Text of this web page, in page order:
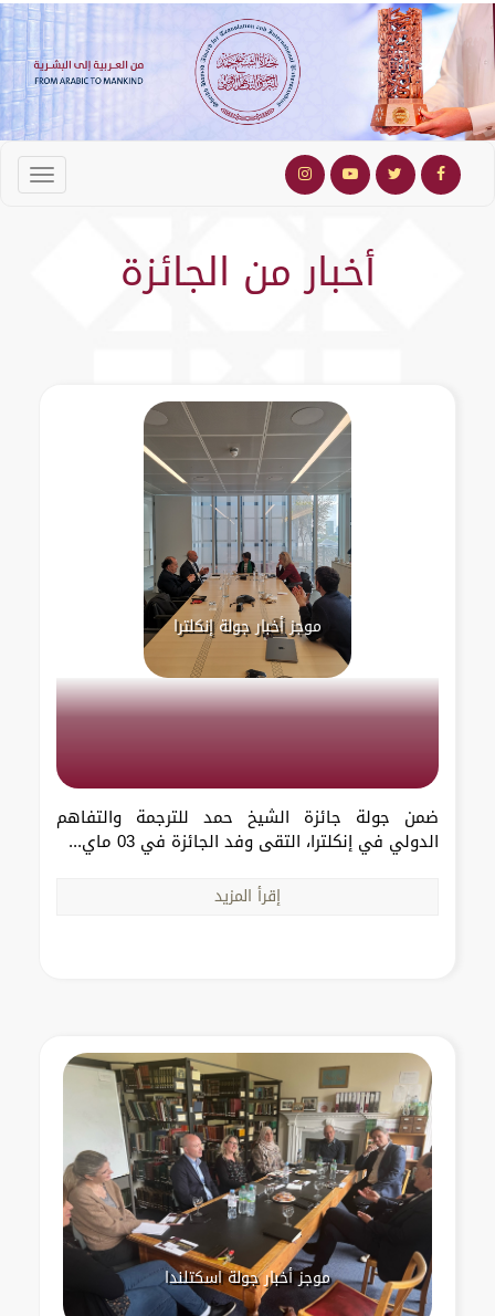
أخبار من الجائزة
موجز أخبار جولة إنكلترا
ضمن جولة جائزة الشيخ حمد للترجمة والتفاهم
الدولي في إنكلترا، التقى وفد الجائزة في 03 ماي...
إقرأ المزيد
موجز أخبار جولة اسكتلندا